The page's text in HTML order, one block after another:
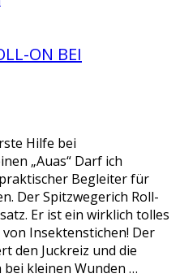
ON BEI
Hilfe bei
„Auas“ Darf ich
Begleiter für
Der Spitzwegerich Roll-
Er ist ein wirklich tolles
Insektenstichen! Der
den Juckreiz und die
kleinen Wunden …